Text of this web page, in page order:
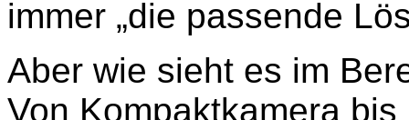
immer „die passende
Aber wie sieht es im
Von Kompaktkamera